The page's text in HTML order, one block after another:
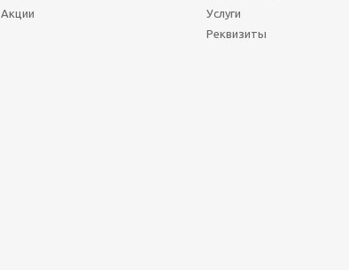
Акции
Услуги
Реквизиты